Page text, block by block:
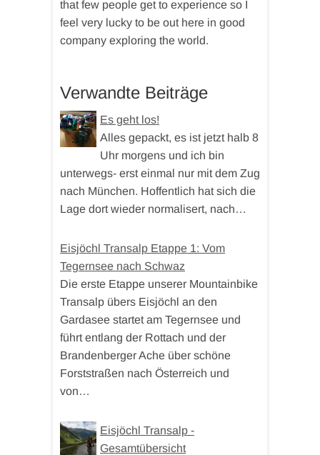
that few people get to experience so I
feel very lucky to be out here in good
company exploring the world.
Verwandte Beiträge
Es geht los!
Alles gepackt, es ist jetzt halb 8
Uhr morgens und ich bin
unterwegs- erst einmal nur mit dem Zug
nach München. Hoffentlich hat sich die
Lage dort wieder normalisert, nach…
Eisjöchl Transalp Etappe 1: Vom
Tegernsee nach Schwaz
Die erste Etappe unserer Mountainbike
Transalp übers Eisjöchl an den
Gardasee startet am Tegernsee und
führt entlang der Rottach und der
Brandenberger Ache über schöne
Forststraßen nach Österreich und
von…
Eisjöchl Transalp -
Gesamtübersicht